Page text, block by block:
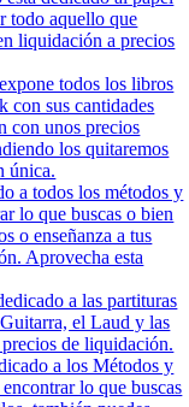
todo aquello que
liquidación a precios
todos los libros
con sus cantidades
con unos precios
los quitaremos
única.
a todos los métodos y
lo que buscas o bien
o enseñanza a tus
Aprovecha esta
a las partituras
el Laud y las
de liquidación.
a los Métodos y
lo que buscas